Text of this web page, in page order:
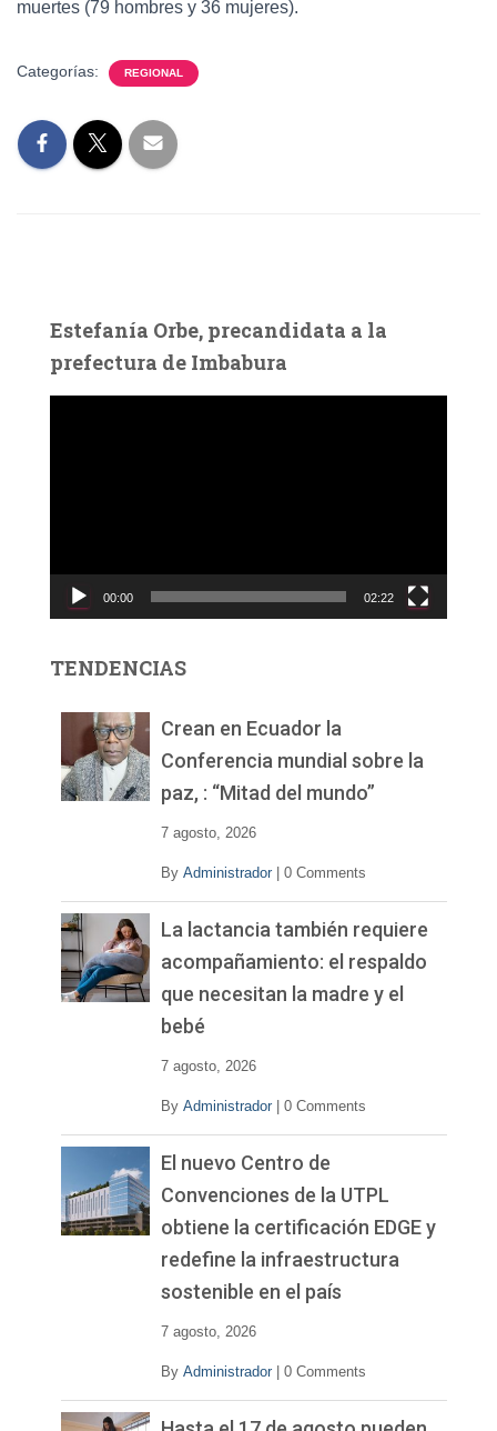
muertes (79 hombres y 36 mujeres).
Categorías: REGIONAL
Estefanía Orbe, precandidata a la
prefectura de Imbabura
c
d
00:00 02:22
TENDENCIAS
Crean en Ecuador la
Conferencia mundial sobre la
paz, : “Mitad del mundo”
7 agosto, 2026
By Administrador 0 Comments
La lactancia también requiere
acompañamiento: el respaldo
que necesitan la madre y el
bebé
7 agosto, 2026
By Administrador 0 Comments
El nuevo Centro de
Convenciones de la UTPL
obtiene la certificación EDGE y
redefine la infraestructura
sostenible en el país
7 agosto, 2026
By Administrador 0 Comments